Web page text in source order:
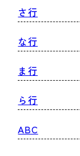
さ行
な行
ま行
ら行
ABC